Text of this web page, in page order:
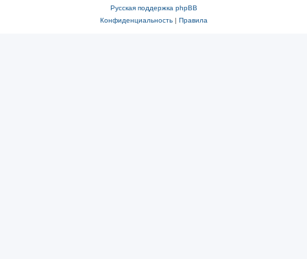
Русская поддержка phpBB
Конфиденциальность| Правила